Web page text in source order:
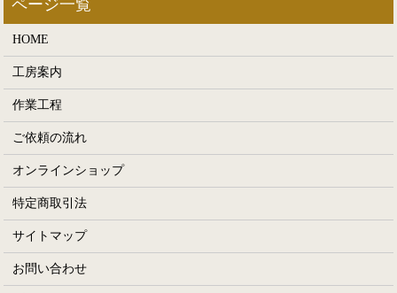
HOME
工房案内
作業工程
ご依頼の流れ
オンラインショップ
特定商取引法
サイトマップ
お問い合わせ